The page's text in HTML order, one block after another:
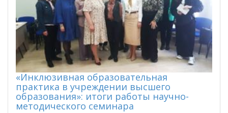
«Инклюзивная образовательная
практика в учреждении высшего
образования»: итоги работы научно-
методического семинара